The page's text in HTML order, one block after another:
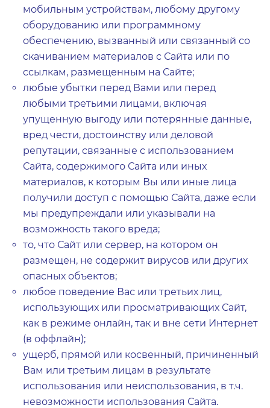
мобильным устройствам, любому другому
оборудованию или программному
обеспечению, вызванный или связанный со
скачиванием материалов с Сайта или по
ссылкам, размещенным на Сайте;
любые убытки перед Вами или перед
любыми третьими лицами, включая
упущенную выгоду или потерянные данные,
вред чести, достоинству или деловой
репутации, связанные с использованием
Сайта, содержимого Сайта или иных
материалов, к которым Вы или иные лица
получили доступ с помощью Сайта, даже если
мы предупреждали или указывали на
возможность такого вреда;
то, что Сайт или сервер, на котором он
размещен, не содержит вирусов или других
опасных объектов;
любое поведение Вас или третьих лиц,
использующих или просматривающих Сайт,
как в режиме онлайн, так и вне сети Интернет
(в оффлайн);
ущерб, прямой или косвенный, причиненный
Вам или третьим лицам в результате
использования или неиспользования, в т.ч.
невозможности использования Сайта.